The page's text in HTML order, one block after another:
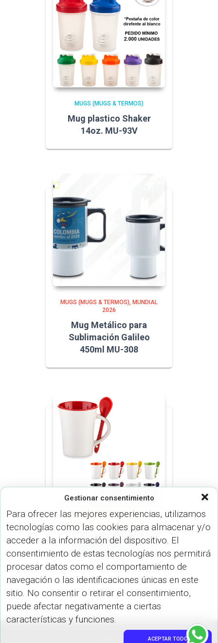
Gestionar consentimiento
Para ofrecer las mejores experiencias, utilizamos
tecnologías como las cookies para almacenar y/o
acceder a la información del dispositivo. El
consentimiento de estas tecnologías nos permitirá
procesar datos como el comportamiento de
navegación o las identificaciones únicas en este
sitio. No consentir o retirar el consentimiento,
puede afectar negativamente a ciertas
características y funciones.
ACEPTAR TODO
MUGS (MUGS & TERMOS)
Mug plastico Shaker
14oz. MU-93V
MUGS (MUGS & TERMOS)
MUNDIAL
2026
Mug Metálico para
Sublimación Galileo
450ml MU-308
MUGS (MUGS & TERMOS)
Mug Cerámica con
Cuchara Trump 10oz